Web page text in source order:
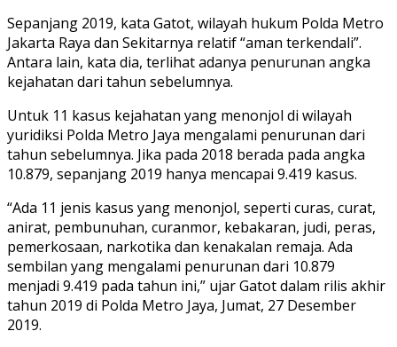
Sepanjang 2019, kata Gatot, wilayah hukum Polda Metro
Jakarta Raya dan Sekitarnya relatif “aman terkendali”.
Antara lain, kata dia, terlihat adanya penurunan angka
kejahatan dari tahun sebelumnya.
Untuk 11 kasus kejahatan yang menonjol di wilayah
yuridiksi Polda Metro Jaya mengalami penurunan dari
tahun sebelumnya. Jika pada 2018 berada pada angka
10.879, sepanjang 2019 hanya mencapai 9.419 kasus.
“Ada 11 jenis kasus yang menonjol, seperti curas, curat,
anirat, pembunuhan, curanmor, kebakaran, judi, peras,
pemerkosaan, narkotika dan kenakalan remaja. Ada
sembilan yang mengalami penurunan dari 10.879
menjadi 9.419 pada tahun ini,” ujar Gatot dalam rilis akhir
tahun 2019 di Polda Metro Jaya, Jumat, 27 Desember
2019.